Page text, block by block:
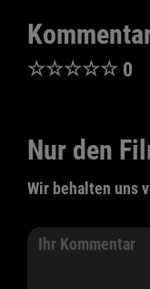
☆☆☆☆☆ 0
Nur den
Wir behalten uns